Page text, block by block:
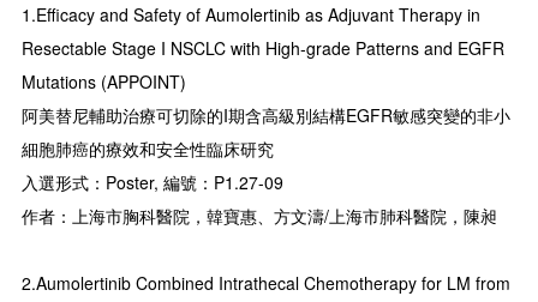
1.Efficacy and Safety of Aumolertinib as Adjuvant Therapy in
Resectable Stage I NSCLC with High-grade Patterns and EGFR
Mutations (APPOINT)
阿美替尼輔助治療可切除的I期含高級別結構EGFR敏感突變的非小
細胞肺癌的療效和安全性臨床研究
入選形式：Poster, 編號：P1.27-09
作者：上海市胸科醫院，韓寶惠、方文濤/上海市肺科醫院，陳昶
2.Aumolertinib Combined Intrathecal Chemotherapy for LM from